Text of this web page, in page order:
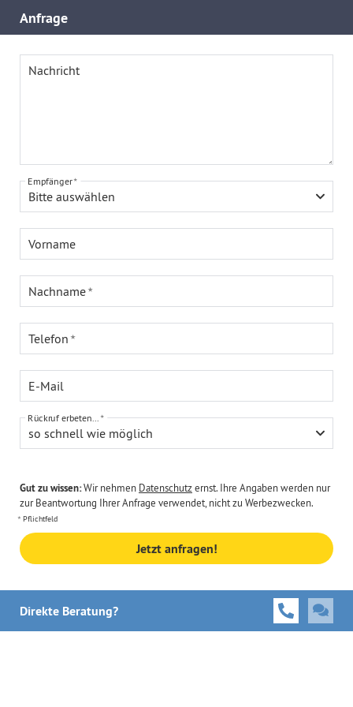
Anfrage
Nachricht
Bitte auswählen
Empfänger
Vorname
Nachname
Telefon
E-Mail
so schnell wie möglich
Rückruf erbeten...
Gut zu wissen:Wir nehmen Datenschutzernst. Ihre Angaben werden nur
zur Beantwortung Ihrer Anfrage verwendet, nicht zu Werbezwecken.
Pflichtfeld
Jetzt anfragen!
Direkte Beratung?